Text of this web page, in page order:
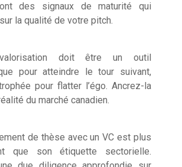
des signaux de maturité qui
la qualité de votre pitch.
doit être un outil
pour atteindre le tour suivant,
pour flatter l’égo. Ancrez-la
du marché canadien.
de thèse avec un VC est plus
que son étiquette sectorielle.